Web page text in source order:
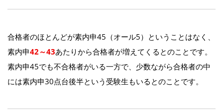
合格者のほとんどが素内申45（オール5）ということはなく、
素内申42～43あたりから合格者が増えてくるとのことです。
素内申45でも不合格者がいる一方で、少数ながら合格者の中
には素内申30点台後半という受験生もいるとのことです。